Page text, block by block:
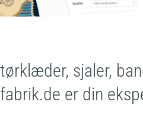
sjaler,
er din